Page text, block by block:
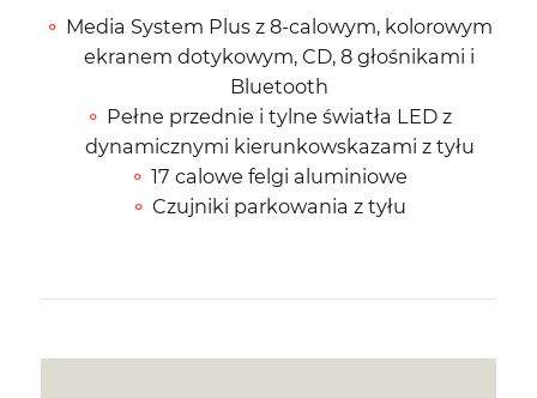
Media System Plus z 8-calowym, kolorowym
ekranem dotykowym, CD, 8 głośnikami i
Bluetooth
Pełne przednie i tylne światła LED z
dynamicznymi kierunkowskazami z tyłu
17 calowe felgi aluminiowe
Czujniki parkowania z tyłu